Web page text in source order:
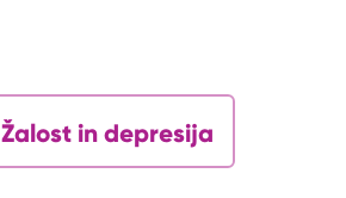
Žalost in depresija